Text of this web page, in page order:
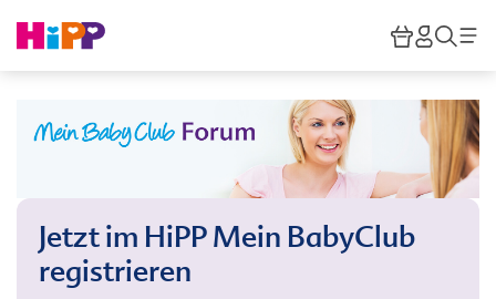
HiPP
Jetzt im HiPP Mein BabyClub
registrieren